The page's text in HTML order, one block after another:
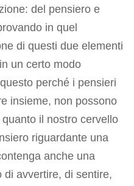
del pensiero e
in quel
di questi due elementi
un certo modo
perché i pensieri
insieme, non possono
il nostro cervello
riguardante una
anche una
di avvertire, di sentire,